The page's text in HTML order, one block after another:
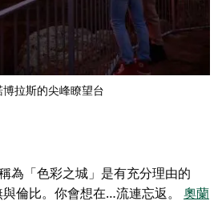
博拉斯的尖峰瞭望台
為「色彩之城」是有充分理由的
倫比。你會想在…流連忘返。 奧蘭